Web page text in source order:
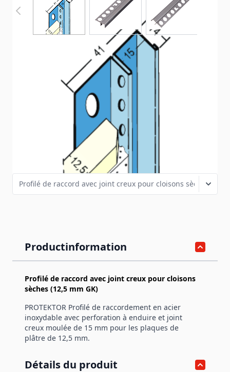
Profilé de raccord avec joint creux pour
cloisons sèches (12,5 mm GK)
Profilé de raccordement en acier inoxydable avec
perforation à enduire et joint creux moulée de 15 mm pour
les plaques de plâtre de 12,5 mm.
2241
Variantes de produits
Productinformation
Profilé de raccord avec joint creux pour cloisons
sèches (12,5 mm GK)
PROTEKTOR Profilé de raccordement en acier
inoxydable avec perforation à enduire et joint
creux moulée de 15 mm pour les plaques de
plâtre de 12,5 mm.
Détails du produit